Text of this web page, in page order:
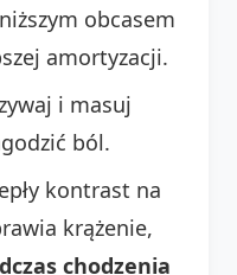
obcasem
amortyzacji.
i masuj
ból.
kontrast na
krążenie,
chodzenia